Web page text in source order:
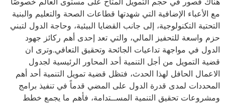
مع الأعباء الإضافية التي شهدتها قطاعات الصحة والتعليم والبنية
التحتية التكنولوجية، إلى جانب القضايا البيئية، وحاجة الدول لتبني
حزم واسعة للتحفيز المالي، والتي تعد إحدى أهم ركائز جهود
الدول في مواجهة تداعيات الجائحة وتحقيق التعافي.وترى ان
قضية التمويل من أجل التنمية أحد المحاور الرئيسية لجدول
الاعمال الحافل لهذا الحدث، فتظل قضية تمويل التنمية أحد أهم
المحددات لمدى قدرة الدول على المضي قدماً في تنفيذ برامج
ومشروعات تحقيق التنمية المســتدامة، فأهم ما يجمع خطط